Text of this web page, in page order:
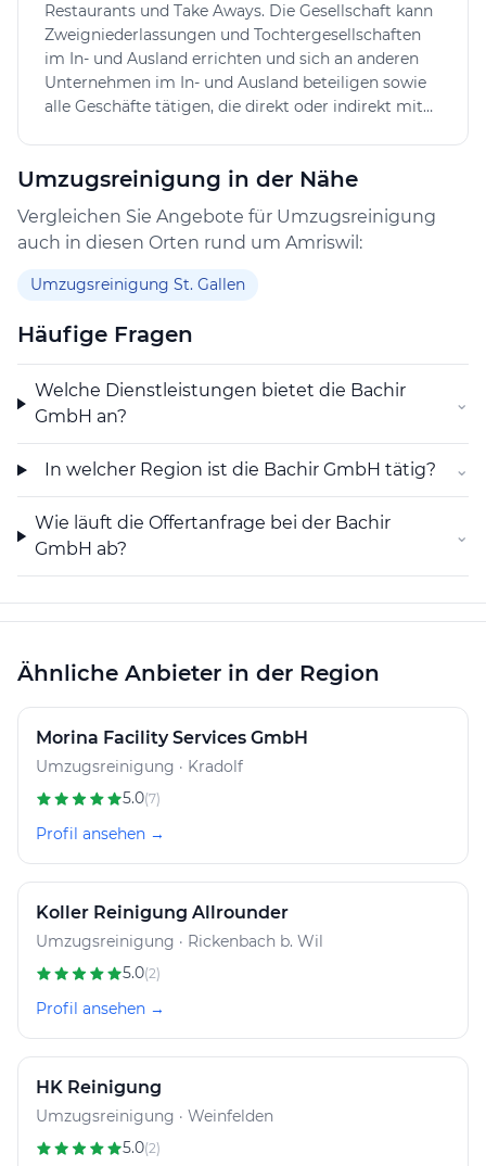
Restaurants und Take Aways. Die Gesellschaft kann
Zweigniederlassungen und Tochtergesellschaften
im In- und Ausland errichten und sich an anderen
Unternehmen im In- und Ausland beteiligen sowie
alle Geschäfte tätigen, die direkt oder indirekt mit
Grundeigentum erwerben, belasten, veräussern und
oder fremde Rechnung vornehmen sowie Garantien
und Bürgschaften für Tochtergesellschaften und
Dritte eingehen.
Umzugsreinigung in der Nähe
Vergleichen Sie Angebote für Umzugsreinigung
auch in diesen Orten rund um Amriswil:
Umzugsreinigung St. Gallen
Häufige Fragen
Welche Dienstleistungen bietet die Bachir
GmbH an?
⌄
In welcher Region ist die Bachir GmbH tätig? ⌄
Wie läuft die Offertanfrage bei der Bachir
GmbH ab?
⌄
Ähnliche Anbieter in der Region
Morina Facility Services GmbH
Umzugsreinigung · Kradolf
5.0(7)
Profil ansehen →
Koller Reinigung Allrounder
Umzugsreinigung · Rickenbach b. Wil
5.0(2)
Profil ansehen →
HK Reinigung
Umzugsreinigung · Weinfelden
5.0(2)